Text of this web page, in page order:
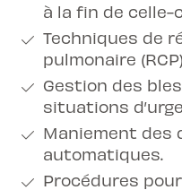
à la fin de celle-
Techniques de
pulmonaire
Gestion des
situations
Maniement des
automatiques.
Procédures